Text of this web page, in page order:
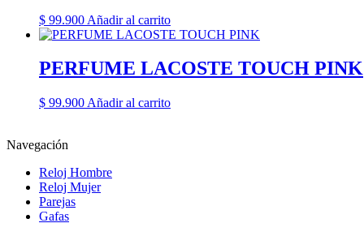
$ 99.900 Añadir al carrito
PERFUME LACOSTE TOUCH PINK
$ 99.900 Añadir al carrito
Navegación
Reloj Hombre
Reloj Mujer
Parejas
Gafas